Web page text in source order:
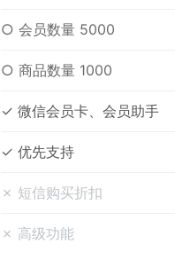
○ 会员数量 5000
○ 商品数量 1000
✓ 微信会员卡、会员助手
✓ 优先支持
✗ 短信购买折扣
✗ 高级功能